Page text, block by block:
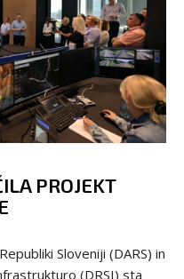
PROJEKT
Sloveniji (DARS) in
(DRSI) sta